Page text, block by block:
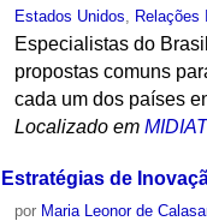
Estados Unidos
Relações
Especialistas do
propostas comuns
cada um dos países
Localizado em
Estratégias de
por Maria Leonor de